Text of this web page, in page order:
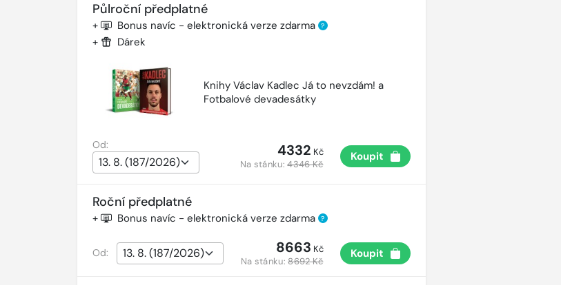
Půlroční předplatné
+ Bonus navíc - elektronická verze zdarma ?
+ Dárek
Knihy Václav Kadlec Já to nevzdám! a
Fotbalové devadesátky
Od: 4332 Kč
Na stánku:4346 Kč
Koupit
Roční předplatné
+ Bonus navíc - elektronická verze zdarma ?
Od: 8663 Kč
Na stánku:8692 Kč
Koupit